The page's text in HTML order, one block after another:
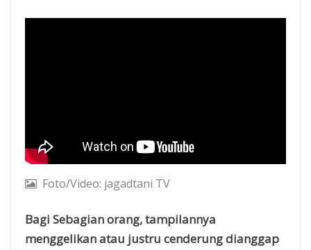
Foto/Video: jagadtani TV
Bagi Sebagian orang, tampilannya
menggelikan atau justru cenderung dianggap